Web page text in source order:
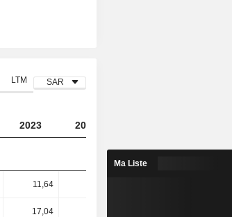
LTM SAR
2023 2024
11,64
17,04
Ma Liste